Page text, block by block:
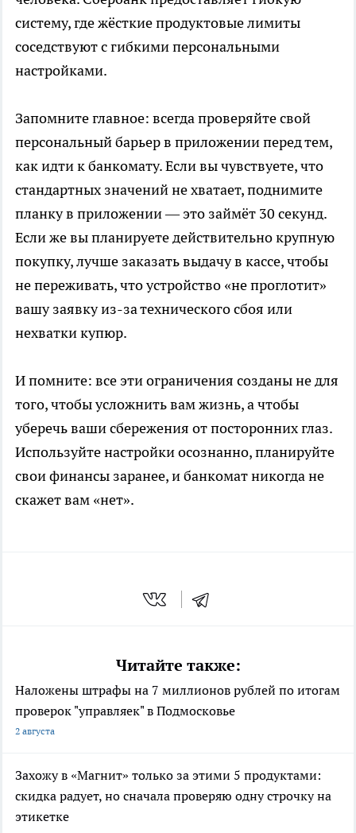
систему, где жёсткие продуктовые лимиты
соседствуют с гибкими персональными
настройками.
Запомните главное: всегда проверяйте свой
персональный барьер в приложении перед тем,
как идти к банкомату. Если вы чувствуете, что
стандартных значений не хватает, поднимите
планку в приложении — это займёт 30 секунд.
Если же вы планируете действительно крупную
покупку, лучше заказать выдачу в кассе, чтобы
не переживать, что устройство «не проглотит»
вашу заявку из-за технического сбоя или
нехватки купюр.
И помните: все эти ограничения созданы не для
того, чтобы усложнить вам жизнь, а чтобы
уберечь ваши сбережения от посторонних глаз.
Используйте настройки осознанно, планируйте
свои финансы заранее, и банкомат никогда не
скажет вам «нет».
Читайте также:
Наложены штрафы на 7 миллионов рублей по итогам
проверок "управляек" в Подмосковье
2 августа
Захожу в «Магнит» только за этими 5 продуктами:
скидка радует, но сначала проверяю одну строчку на
этикетке